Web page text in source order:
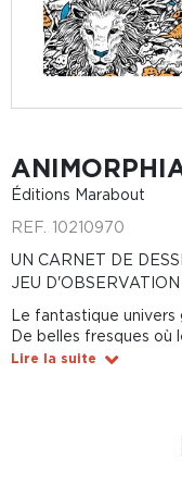
Éditions Marabout
REF. 10210970
UN CARNET DE
JEU D'OBSERVATION
Le fantastique
De belles fresques où
Lire la suite